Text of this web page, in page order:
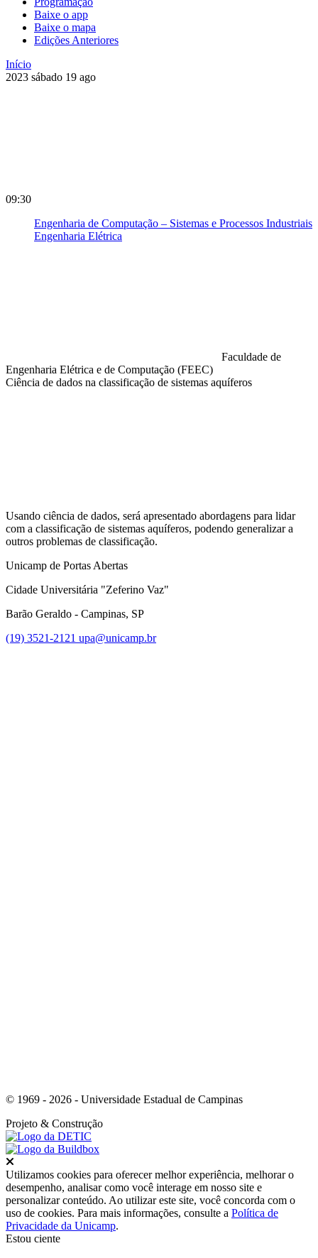
Baixe o app
Baixe o mapa
Edições Anteriores
Início
2023 sábado 19 ago
09:30
Engenharia de Computação – Sistemas e Processos Industriais
Engenharia Elétrica
Faculdade de
Engenharia Elétrica e de Computação (FEEC)
Ciência de dados na classificação de sistemas aquíferos
Usando ciência de dados, será apresentado abordagens para lidar
com a classificação de sistemas aquíferos, podendo generalizar a
outros problemas de classificação.
Unicamp de Portas Abertas
Cidade Universitária "Zeferino Vaz"
Barão Geraldo - Campinas, SP
(19) 3521-2121 upa@unicamp.br
© 1969 - 2026 - Universidade Estadual de Campinas
Projeto & Construção
Utilizamos cookies para oferecer melhor experiência, melhorar o
desempenho, analisar como você interage em nosso site e
personalizar conteúdo. Ao utilizar este site, você concorda com o
uso de cookies. Para mais informações, consulte a Política de
Privacidade da Unicamp.
Estou ciente